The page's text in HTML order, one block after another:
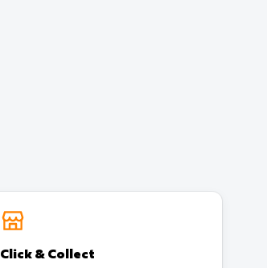
Click & Collect